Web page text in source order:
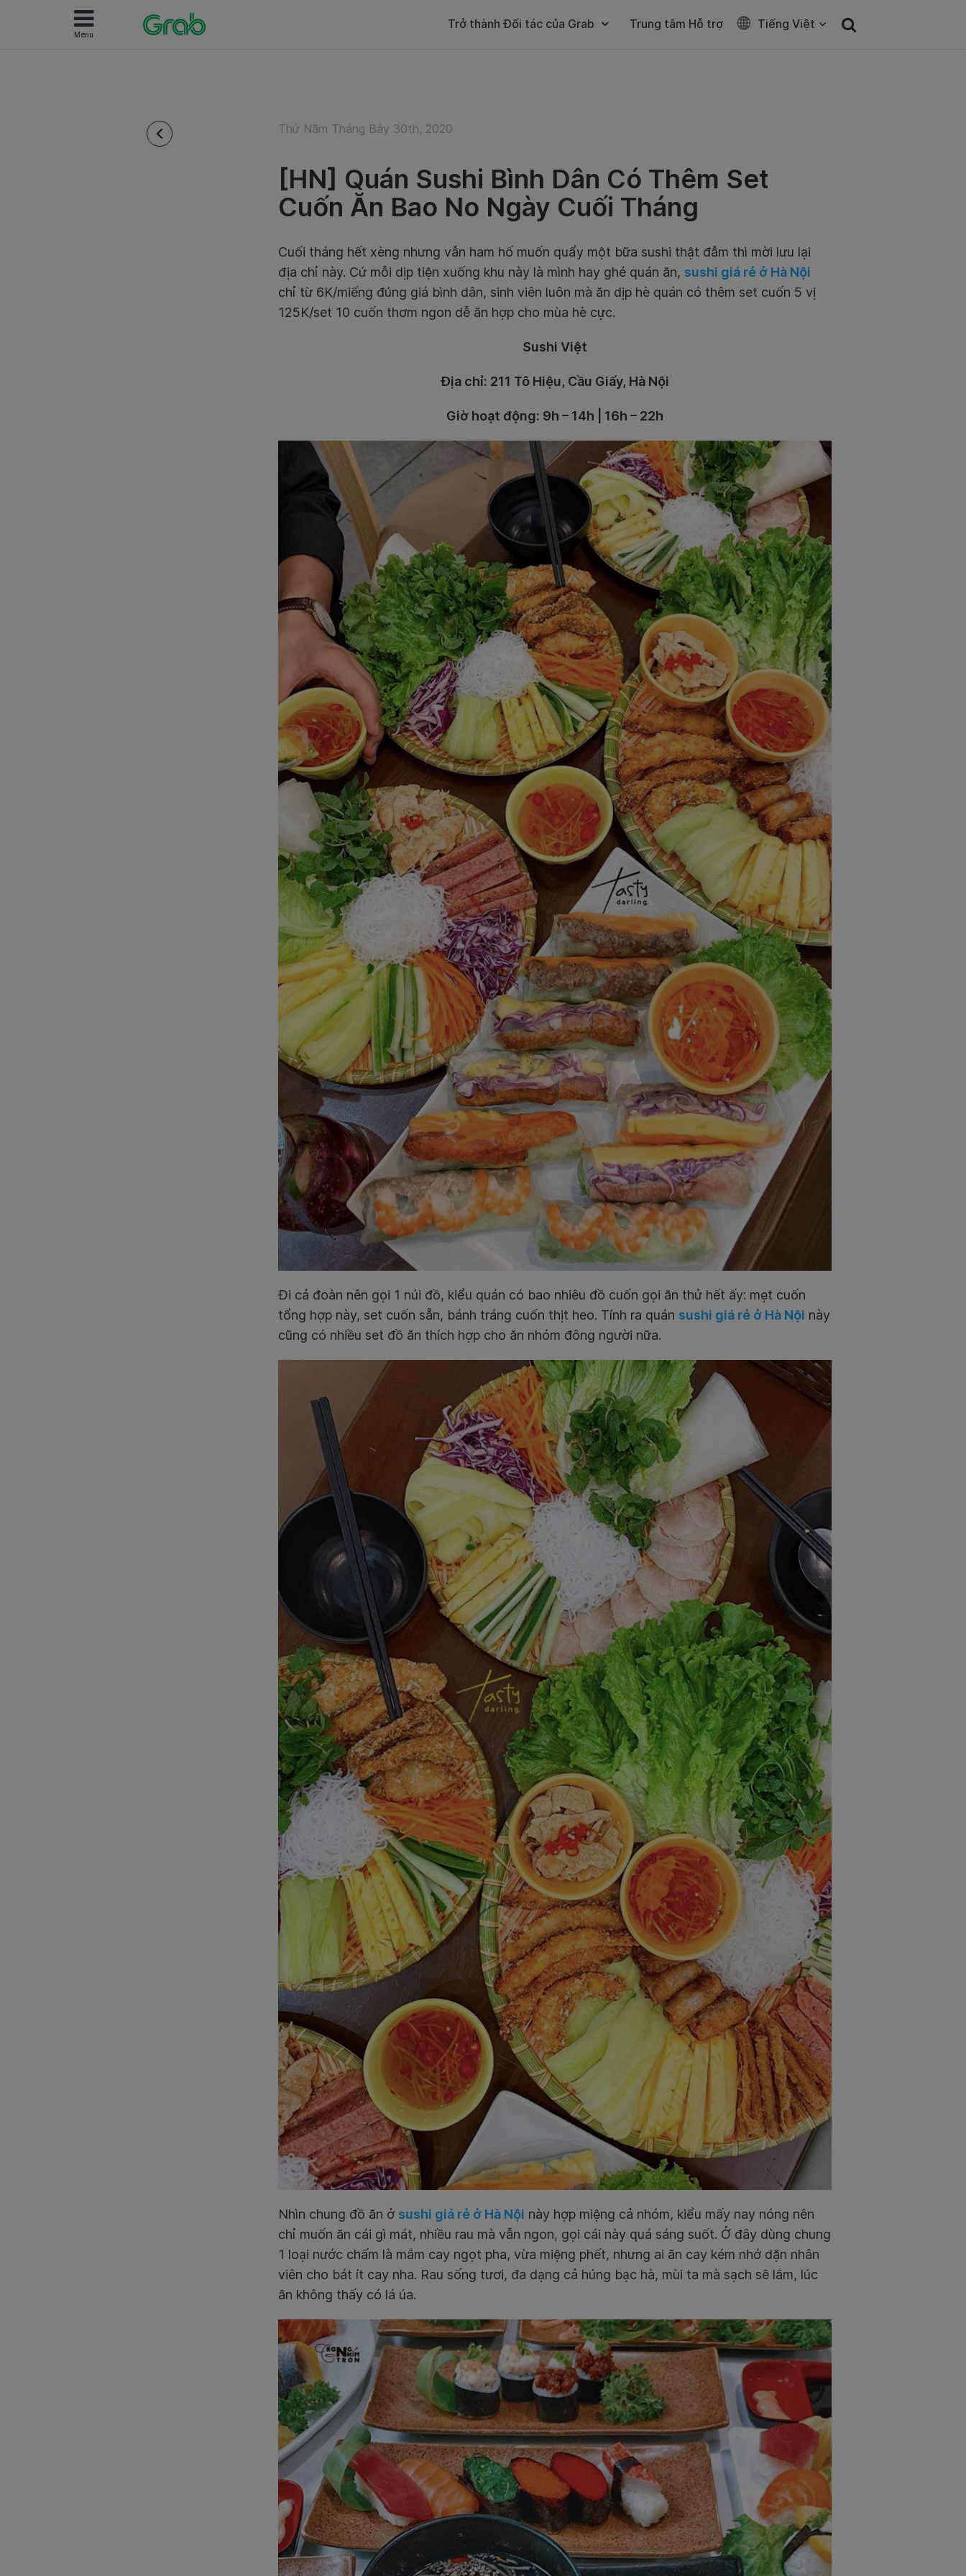
Menu
Trở thành Đối tác của Grab Trung tâm Hỗ trợ Tiếng Việt
Thứ Năm Tháng Bảy 30th, 2020
[HN] Quán Sushi Bình Dân Có Thêm Set
Cuốn Ăn Bao No Ngày Cuối Tháng
Cuối tháng hết xèng nhưng vẫn ham hố muốn quẩy một bữa sushi thật đẫm thì mời lưu lại
địa chỉ này. Cứ mỗi dịp tiện xuống khu này là mình hay ghé quán ăn, sushi giá rẻ ở Hà Nội
chỉ từ 6K/miếng đúng giá bình dân, sinh viên luôn mà ăn dịp hè quán có thêm set cuốn 5 vị
125K/set 10 cuốn thơm ngon dễ ăn hợp cho mùa hè cực.
Sushi Việt
Địa chỉ: 211 Tô Hiệu, Cầu Giấy, Hà Nội
Giờ hoạt động: 9h – 14h | 16h – 22h
Đi cả đoàn nên gọi 1 núi đồ, kiểu quán có bao nhiêu đồ cuốn gọi ăn thử hết ấy: mẹt cuốn
tổng hợp này, set cuốn sẵn, bánh tráng cuốn thịt heo. Tính ra quán sushi giá rẻ ở Hà Nội này
cũng có nhiều set đồ ăn thích hợp cho ăn nhóm đông người nữa.
Nhìn chung đồ ăn ở sushi giá rẻ ở Hà Nội này hợp miệng cả nhóm, kiểu mấy nay nóng nên
chỉ muốn ăn cái gì mát, nhiều rau mà vẫn ngon, gọi cái này quá sáng suốt. Ở đây dùng chung
1 loại nước chấm là mắm cay ngọt pha, vừa miệng phết, nhưng ai ăn cay kém nhớ dặn nhân
viên cho bát ít cay nha. Rau sống tươi, đa dạng cả húng bạc hà, mùi ta mà sạch sẽ lắm, lúc
ăn không thấy có lá úa.